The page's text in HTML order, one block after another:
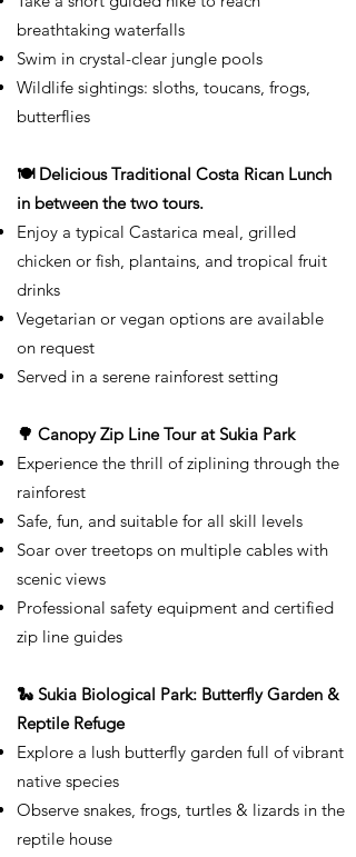
breathtaking waterfalls
Swim in crystal-clear jungle pools
Wildlife sightings: sloths, toucans, frogs,
butterflies
🍽️ Delicious Traditional Costa Rican Lunch
in between the two tours.
Enjoy a typical Castarica meal, grilled
chicken or fish, plantains, and tropical fruit
drinks
Vegetarian or vegan options are available
on request
Served in a serene rainforest setting
🌳 Canopy Zip Line Tour at Sukia Park
Experience the thrill of ziplining through the
rainforest
Safe, fun, and suitable for all skill levels
Soar over treetops on multiple cables with
scenic views
Professional safety equipment and certified
zip line guides
🐍 Sukia Biological Park: Butterfly Garden &
Reptile Refuge
Explore a lush butterfly garden full of vibrant
native species
Observe snakes, frogs, turtles & lizards in the
reptile house